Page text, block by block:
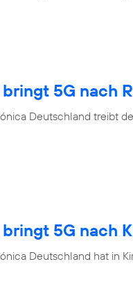
5G nach
Deutschland treibt
5G nach
Deutschland hat in